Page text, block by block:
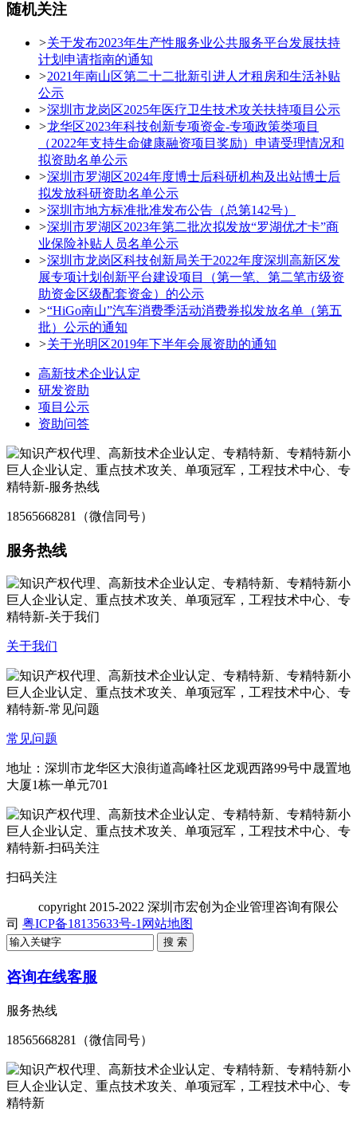
随机关注
>关于发布2023年生产性服务业公共服务平台发展扶持
计划申请指南的通知
>2021年南山区第二十二批新引进人才租房和生活补贴
公示
>深圳市龙岗区2025年医疗卫生技术攻关扶持项目公示
>龙华区2023年科技创新专项资金-专项政策类项目
（2022年支持生命健康融资项目奖励）申请受理情况和
拟资助名单公示
>深圳市罗湖区2024年度博士后科研机构及出站博士后
拟发放科研资助名单公示
>深圳市地方标准批准发布公告（总第142号）
>深圳市罗湖区2023年第二批次拟发放“罗湖优才卡”商
业保险补贴人员名单公示
>深圳市龙岗区科技创新局关于2022年度深圳高新区发
展专项计划创新平台建设项目（第一笔、第二笔市级资
助资金区级配套资金）的公示
>“HiGo南山”汽车消费季活动消费券拟发放名单（第五
批）公示的通知
>关于光明区2019年下半年会展资助的通知
高新技术企业认定
研发资助
项目公示
资助问答
18565668281（微信同号）
服务热线
关于我们
常见问题
地址：深圳市龙华区大浪街道高峰社区龙观西路99号中晟置地
大厦1栋一单元701
扫码关注
copyright 2015-2022 深圳市宏创为企业管理咨询有限公
司 粤ICP备18135633号-1 网站地图
咨询在线客服
服务热线
18565668281（微信同号）